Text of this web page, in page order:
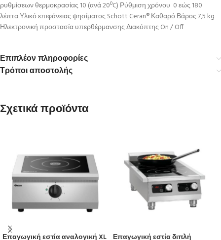
ρυθμίσεων θερμοκρασίας 10 (ανά 20ºC) Ρύθμιση χρόνου 0 εώς 180
λέπτα Υλικό επιφάνειας ψησίματος Schott Ceran® Καθαρό Βάρος 7,5 kg
Ηλεκτρονική προστασία υπερθέρμανσης Διακόπτης On / Off
Επιπλέον πληροφορίες
Τρόποι αποστολής
Σχετικά προϊόντα
Επαγωγική εστία αναλογική XL
Επαγωγική εστία διπλή